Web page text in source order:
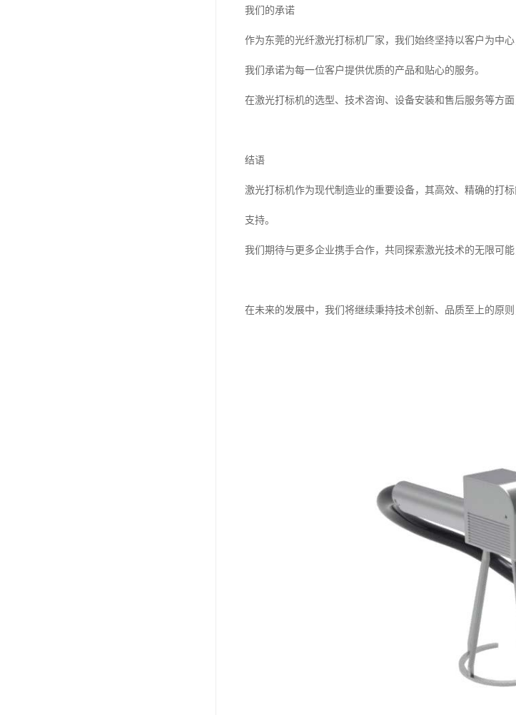
我们的承诺
作为东莞的光纤激光打标机厂家，我们始终坚持以客户为中心
我们承诺为每一位客户提供优质的产品和贴心的服务。
在激光打标机的选型、技术咨询、设备安装和售后服务等方
结语
激光打标机作为现代制造业的重要设备，其高效、精确的打
支持。
我们期待与更多企业携手合作，共同探索激光技术的无限可
在未来的发展中，我们将继续秉持技术创新、品质至上的原